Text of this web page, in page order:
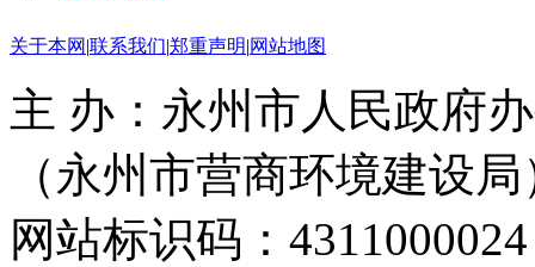
关于本网 |联系我们|郑重声明|网站地图
主 办：永州市人民政府
（永州市营商环境建设局
网站标识码：